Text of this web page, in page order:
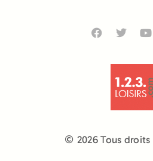
2026 Tous